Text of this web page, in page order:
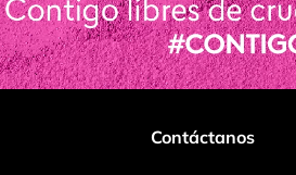
Contáctanos